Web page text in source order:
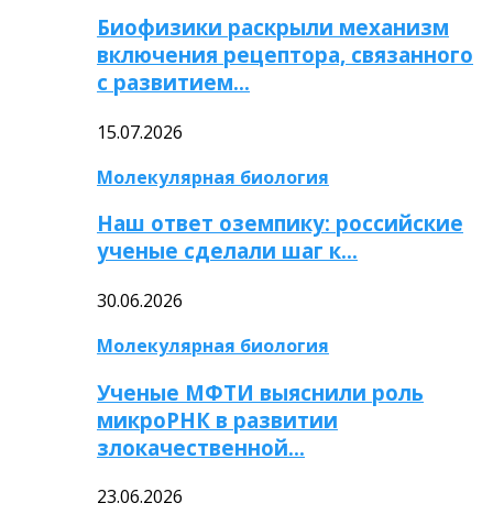
Биофизики раскрыли механизм
включения рецептора, связанного
с развитием…
15.07.2026
Молекулярная биология
Наш ответ оземпику: российские
ученые сделали шаг к…
30.06.2026
Молекулярная биология
Ученые МФТИ выяснили роль
микроРНК в развитии
злокачественной…
23.06.2026